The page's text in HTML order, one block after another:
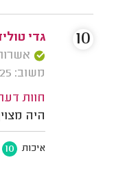
גדי
אשרור: 23/01/
משוב: 24/11/2025
חוות
היה
איכות 10
10